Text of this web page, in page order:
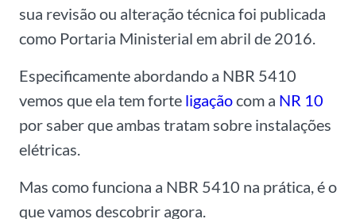
sua revisão ou alteração técnica foi publicada
como Portaria Ministerial em abril de 2016.
Especificamente abordando a NBR 5410
vemos que ela tem forte ligaçãocom a NR 10
por saber que ambas tratam sobre instalações
elétricas.
Mas como funciona a NBR 5410 na prática, é o
que vamos descobrir agora.